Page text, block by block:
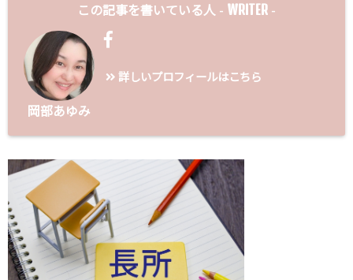
この記事を書いている人 - WRITER -
岡部あゆみ
詳しいプロフィールはこちら